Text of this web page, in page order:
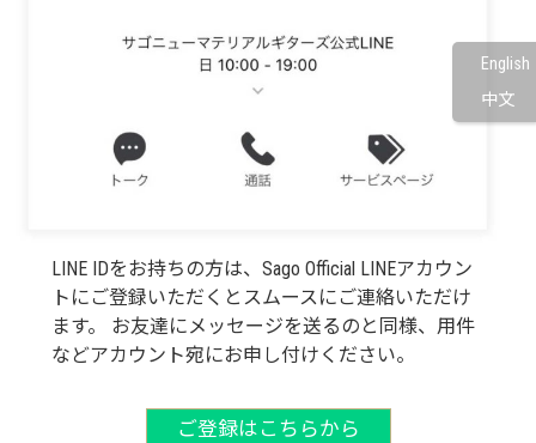
English
中文
LINE IDをお持ちの方は、Sago Official LINEアカウン
トにご登録いただくとスムースにご連絡いただけ
ます。 お友達にメッセージを送るのと同様、用件
などアカウント宛にお申し付けください。
ご登録はこちらから